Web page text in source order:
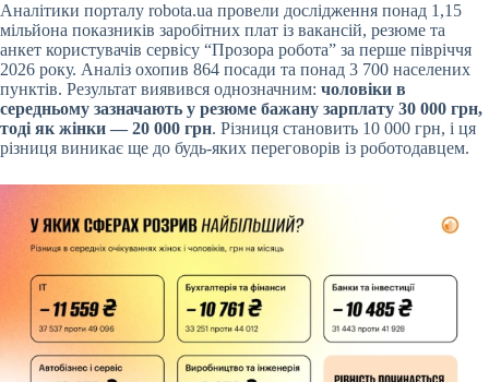
Аналітики порталу robota.ua провели дослідження понад 1,15
мільйона показників заробітних плат із вакансій, резюме та
анкет користувачів сервісу “Прозора робота” за перше півріччя
2026 року. Аналіз охопив 864 посади та понад 3 700 населених
пунктів. Результат виявився однозначним: чоловіки в
середньому зазначають у резюме бажану зарплату 30 000 грн,
тоді як жінки — 20 000 грн. Різниця становить 10 000 грн, і ця
різниця виникає ще до будь-яких переговорів із роботодавцем.